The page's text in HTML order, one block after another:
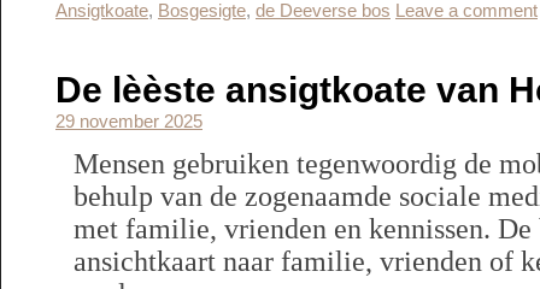
Ansigtkoate, Bosgesigte, de Deeverse bos Leave a comment
De lèèste ansigtkoate van
29 november 2025
Mensen gebruiken tegenwoordig de
behulp van de zogenaamde sociale
met familie, vrienden en kennissen. De
ansichtkaart naar familie, vrienden of